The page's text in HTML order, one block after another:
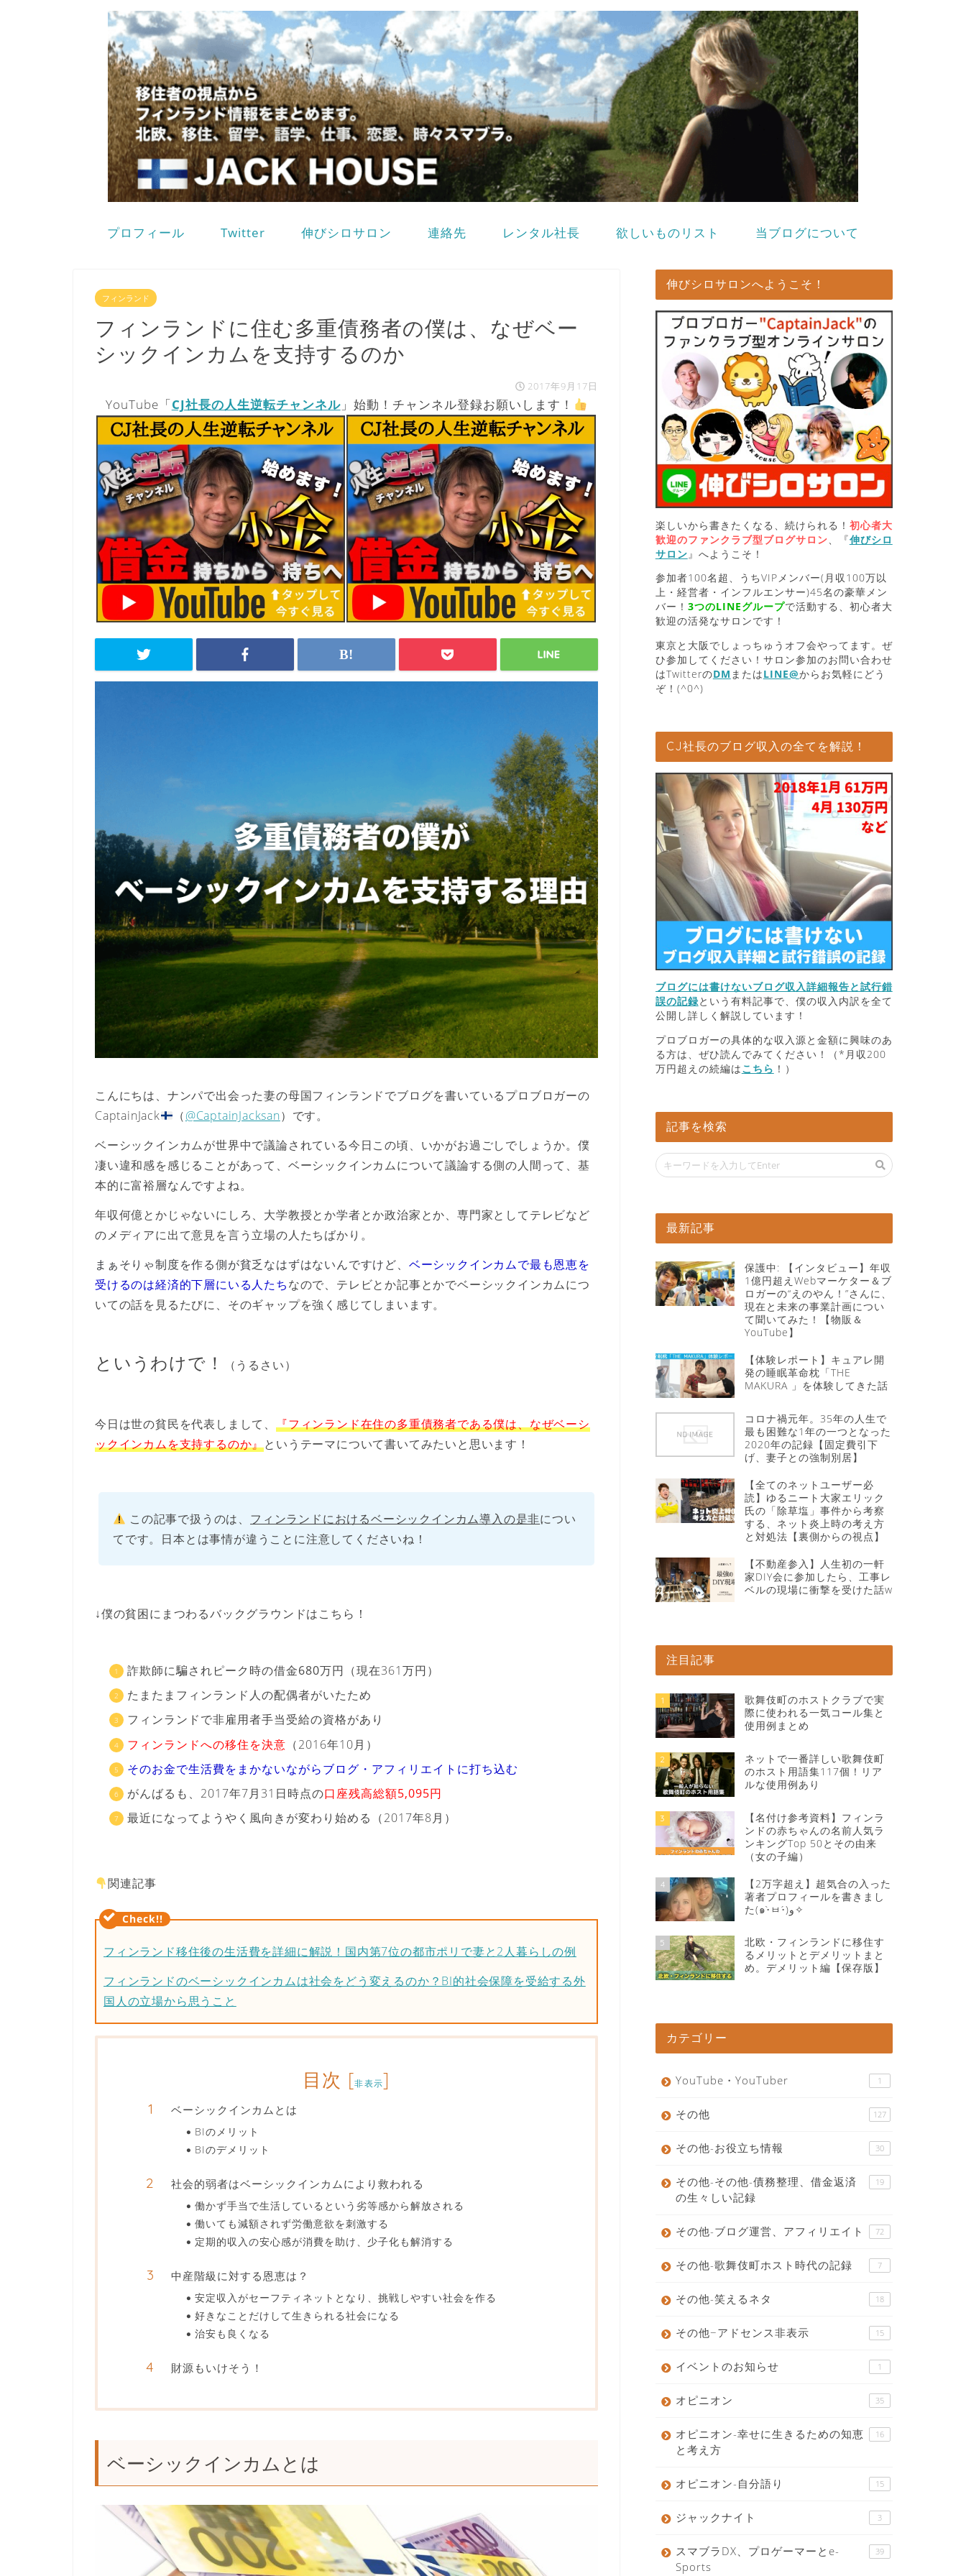
プロフィール Twitter 伸びシロサロン 連絡先 レンタル社長 欲しいものリスト 当ブログについて
フィンランド
フィンランドに住む多重債務者の僕は、なぜベー
シックインカムを支持するのか
2017年9月17日
YouTube「CJ社長の人生逆転チャンネル」始動！チャンネル登録お願いします！
こんにちは、ナンパで出会った妻の母国フィンランドでブログを書いているプロブロガーの
CaptainJack
（@CaptainJacksan）です。
ベーシックインカムが世界中で議論されている今日この頃、いかがお過ごしでしょうか。僕
凄い違和感を感じることがあって、 ベーシックインカムについて議論する側の人間って、基
本的に富裕層なんですよね。
年収何億とかじゃないにしろ、大学教授とか学者とか政治家とか、専門家としてテレビなど
のメディアに出て意見を言う立場の人たちばかり。
まぁそりゃ制度を作る側が貧乏なはずはないんですけど、 ベーシックインカムで最も恩恵を
受けるのは経済的下層にいる人たちなので、テレビとか記事とかでベーシックインカムにつ
いての話を見るたびに、そのギャップを強く感じてしまいます。
というわけで！ （うるさい）
今日は世の貧民を代表 しまして、『フィンランド在住の多重債務者である僕は、なぜベーシ
ックインカムを支持するのか』というテーマについて書いてみたいと思います！
この記事で扱うのは、 フィンランドにおけるベーシックインカム導入の是非につい
てです。日本とは事情が違うことに注意してくださいね！
↓僕の貧困にまつわるバックグラウンドはこちら！
詐欺師に騙されピーク時の借金680万円 （現在361万円）
たまたまフィンランド人の配偶者がいたため
フィンランドで非雇用者手当受給の資格があり
フィンランドへの移住を決意 （2016年10月）
そのお金で生活費をまかないながらブログ・アフィリエイトに打ち込む
がんばるも、2017年7月31日時点の口座残高総額5,095円
最近になってようやく風向きが変わり始める（2017年8月）
関連記事
フィンランド移住後の生活費を詳細に解説！国内第7位の都市ポリで妻と2人暮らしの例
フィンランドのベーシックインカムは社会をどう変えるのか？BI的社会保障を受給する外
国人の立場から思うこと
目次 [非表示]
ベーシックインカムとは
BIのメリット
BIのデメリット
社会的弱者はベーシックインカムにより救われる
働かず手当で生活しているという劣等感から解放される
働いても減額されず労働意欲を刺激する
定期的収入の安心感が消費を助け、少子化も解消する
中産階級に対する恩恵は？
安定収入がセーフティネットとなり、挑戦しやすい社会を作る
好きなことだけして生きられる社会になる
治安も良くなる
財源もいけそう！
ベーシックインカムとは
伸びシロサロンへようこそ！
楽しいから書きたくなる、続けられる！ 初心者大
歓迎のファンクラブ型ブログサロン 、『伸びシロ
サロン 』へようこそ！
参加者100名超、うちVIPメンバー(月収100万以
上・経営者・インフルエンサー)45名の豪華メン
バー！ 3つのLINEグループで活動する、初心者大
歓迎の活発なサロンです！
東京と大阪でしょっちゅうオフ会やってます。ぜ
ひ参加してください！サロン参加のお問い合わせ
はTwitterのDM またはLINE@からお気軽にどう
ぞ！(^0^)
CJ社長のブログ収入の全てを解説！
ブログには書けないブログ収入詳細報告と試行錯
誤の記録という有料記事で、僕の収入内訳を全て
公開し詳しく解説しています！
プロブロガーの具体的な収入源と金額に興味のあ
る方は、ぜひ読んでみてください！（*月収200
万円超えの続編はこちら ！）
記事を検索
最新記事
保護中: 【インタビュー】年収
1億円超えWebマーケター＆ブ
ロガーの“えのやん！”さんに、
現在と未来の事業計画につい
て聞いてみた！【物販＆
YouTube】
【体験レポート】キュアレ開
発の睡眠革命枕「THE
MAKURA 」を体験してきた話
コロナ禍元年。35年の人生で
最も困難な1年の一つとなった
2020年の記録【固定費引下
げ、妻子との強制別居】
【全てのネットユーザー必
読】ゆるニート大家エリック
氏の「除草塩」事件から考察
する、ネット炎上時の考え方
と対処法【裏側からの視点】
【不動産参入】人生初の一軒
家DIY会に参加したら、工事レ
ベルの現場に衝撃を受けた話w
注目記事
1
歌舞伎町のホストクラブで実
際に使われる一気コール集と
使用例まとめ
2
ネットで一番詳しい歌舞伎町
のホスト用語集117個！リア
ルな使用例あり
3
【名付け参考資料】フィンラ
ンドの赤ちゃんの名前人気ラ
ンキングTop 50とその由来
（女の子編）
4
【2万字超え】超気合の入った
著者プロフィールを書きまし
た(๑•̀ㅂ•́)و✧
5
北欧・フィンランドに移住す
るメリットとデメリットまと
め。デメリット編【保存版】
カテゴリー
YouTube・YouTuber 1
その他 127
その他-お役立ち情報 30
その他-その他-債務整理、借金返済
の生々しい記録
19
その他-ブログ運営、アフィリエイト 72
その他-歌舞伎町ホスト時代の記録 7
その他-笑えるネタ 18
その他−アドセンス非表示 15
イベントのお知らせ 1
オピニオン 35
オピニオン-幸せに生きるための知恵
と考え方
16
オピニオン-自分語り 15
ジャックナイト 3
スマブラDX、プロゲーマーとe-
Sports
39